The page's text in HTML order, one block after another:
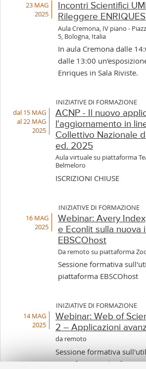
23 MAG
2025
Incontri Scientifici
Rileggere
Aula Cremona, IV piano -
5, Bologna, Italia
In aula Cremona dalle
dalle 13:00
Enriques in Sala Riviste.
INIZIATIVE DI FORMAZIONE
dal 15 MAG
al 22 MAG
2025
ACNP - Il nuovo
l'aggiornamento in
Collettivo Nazionale
ed. 2025
Aula virtuale su piattaforma
Belmeloro
ISCRIZIONI CHIUSE
INIZIATIVE DI FORMAZIONE
16 MAG
2025
Webinar: Avery
e Econlit sulla nuova
EBSCOhost
Da remoto su piattaforma
Sessione formativa
piattaforma EBSCOhost
INIZIATIVE DI FORMAZIONE
14 MAG
2025
Webinar: Web of
2 – Applicazioni
da remoto
Sessione formativa
piattaforma Web of